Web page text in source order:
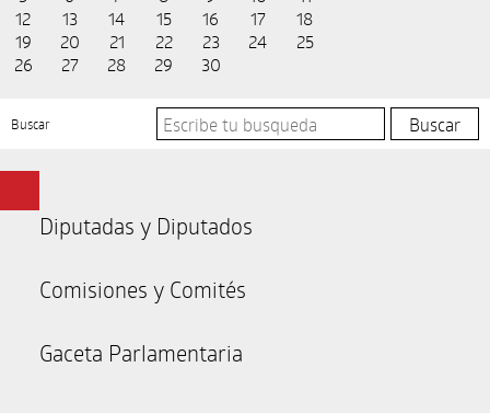
12
13 14 15 16 17
18
19
20 21 22 23 24
25
26
27 28 29 30
Buscar
Diputadas y Diputados
Comisiones y Comités
Gaceta Parlamentaria